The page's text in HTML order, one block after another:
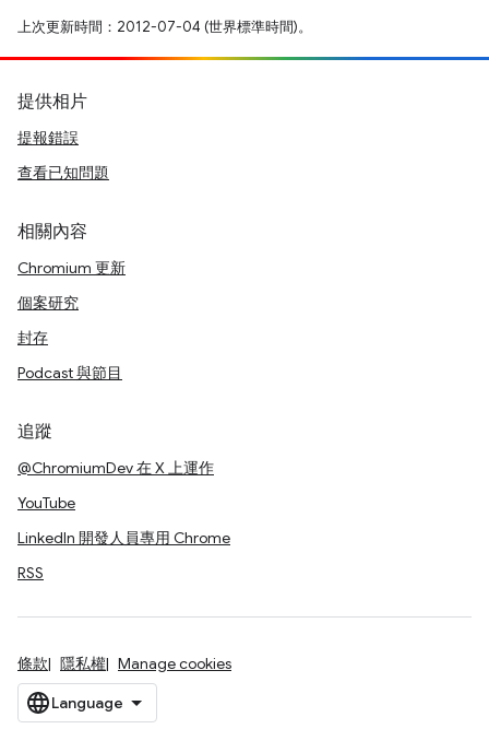
上次更新時間：2012-07-04 (世界標準時間)。
提供相片
提報錯誤
查看已知問題
相關內容
Chromium 更新
個案研究
封存
Podcast 與節目
追蹤
@ChromiumDev 在 X 上運作
YouTube
LinkedIn 開發人員專用 Chrome
RSS
條款 隱私權 Manage cookies